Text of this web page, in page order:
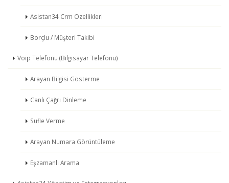
Asistan34 Crm Özellikleri
Borçlu / Müşteri Takibi
Voip Telefonu (Bilgisayar Telefonu)
Arayan Bilgisi Gösterme
Canlı Çağrı Dinleme
Sufle Verme
Arayan Numara Görüntüleme
Eşzamanlı Arama